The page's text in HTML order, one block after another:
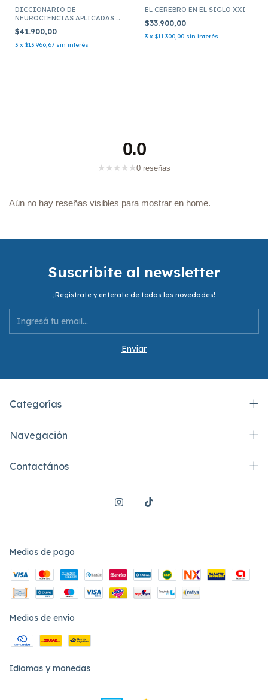
DICCIONARIO DE
NEUROCIENCIAS APLICADAS A
PERSONAS
$41.900,00
3 x $13.966,67 sin interés
EL CEREBRO EN EL SIGLO XXI
$33.900,00
3 x $11.300,00 sin interés
0.0
★ ★ ★ ★ ★0 reseñas
Aún no hay reseñas visibles para mostrar en home.
Suscribite al newsletter
¡Registrate y enterate de todas las novedades!
Categorías
Navegación
Contactános
Medios de pago
Medios de envío
Idiomas y monedas